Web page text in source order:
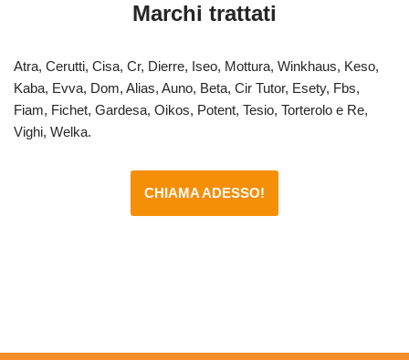
Marchi trattati
Atra, Cerutti, Cisa, Cr, Dierre, Iseo, Mottura, Winkhaus, Keso,
Kaba, Evva, Dom, Alias, Auno, Beta, Cir Tutor, Esety, Fbs,
Fiam, Fichet, Gardesa, Oikos, Potent, Tesio, Torterolo e Re,
Vighi, Welka.
CHIAMA ADESSO!